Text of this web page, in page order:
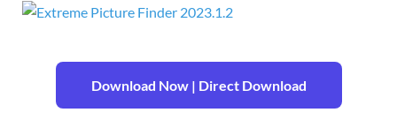
Download Now | Direct Download